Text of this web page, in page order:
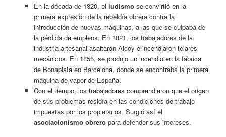
En la década de 1820, el ludismose convirtió en la
primera expresión de la rebeldía obrera contra la
introducción de nuevas máquinas, a las que se culpaba de
la pérdida de empleos. En 1821, los trabajadores de la
industria artesanal asaltaron Alcoy e incendiaron telares
mecánicos. En 1855, se produjo un incendio en la fábrica
de Bonaplata en Barcelona, donde se encontraba la primera
máquina de vapor de España.
Con el tiempo, los trabajadores comprendieron que el origen
de sus problemas residía en las condiciones de trabajo
impuestas por los propietarios. Surgió así el
asociacionismo obreropara defender sus intereses.